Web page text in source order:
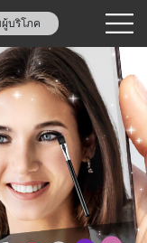
บริโภค